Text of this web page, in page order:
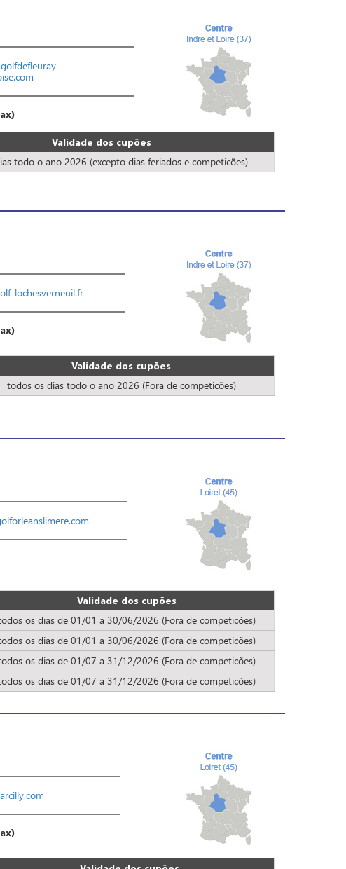
Validade dos cupões
todo o ano 2026 (excepto dias feriados e competicões)
lochesverneuil.fr
Validade dos cupões
todos os dias todo o ano 2026 (Fora de competicões)
Validade dos cupões
os dias de 01/01 a 30/06/2026 (Fora de competicões)
os dias de 01/01 a 30/06/2026 (Fora de competicões)
os dias de 01/07 a 31/12/2026 (Fora de competicões)
os dias de 01/07 a 31/12/2026 (Fora de competicões)